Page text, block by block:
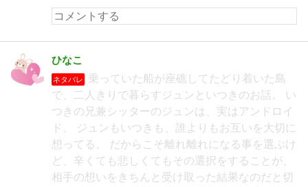
ひなこ
ネタバレ
乗っていた船が座礁してたどり着いた島
で、二人きりで暮らすジュンといつきのお話。 い
つきの兄兼シッターのジュンは、実はアンドロイ
ド。 ジュンもいつきも、誰よりもお互いを大切に
想ってる。 だからこそ離れ離れになる事を選ぶけ
ど、辛くても悲しくてもその選択をすることが、
相手の想いをきちんと受け取った結果なのだと切